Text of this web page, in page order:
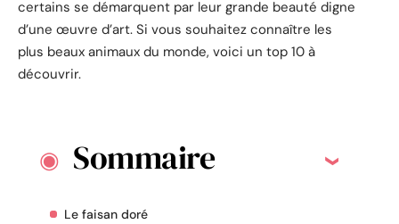
certains se démarquent par leur grande beauté digne
d’une œuvre d’art. Si vous souhaitez connaître les
plus beaux animaux du monde, voici un top 10 à
découvrir.
Sommaire
Le faisan doré